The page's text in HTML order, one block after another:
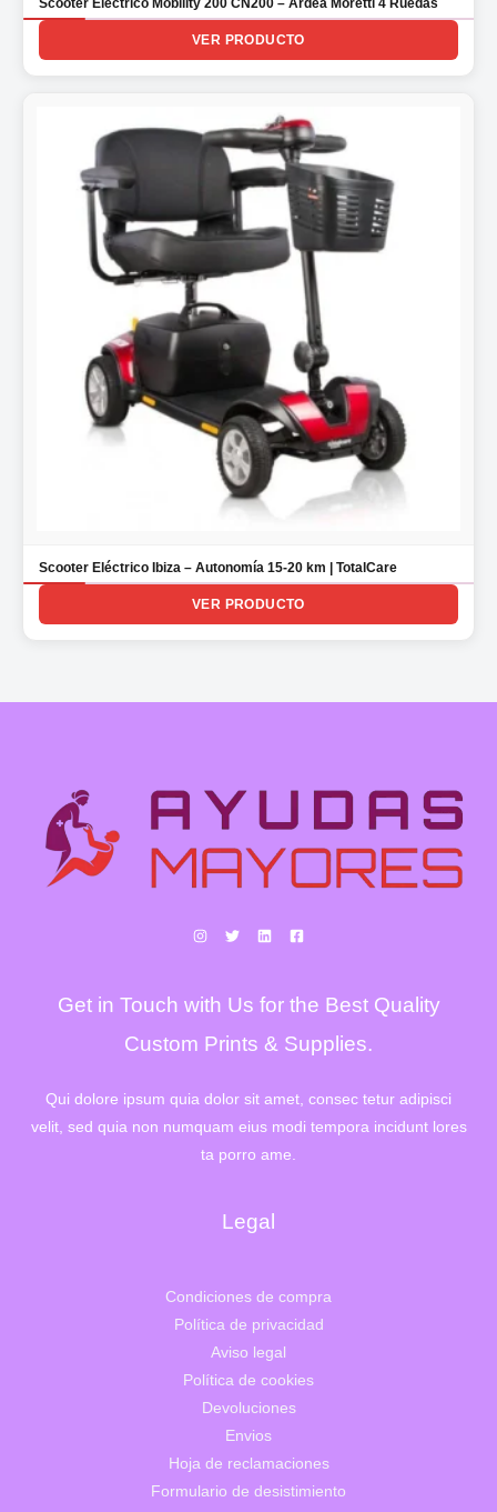
Scooter Eléctrico Mobility 200 CN200 – Ardea Moretti 4 Ruedas
VER PRODUCTO
Scooter Eléctrico Ibiza – Autonomía 15-20 km | TotalCare
VER PRODUCTO
Get in Touch with Us for the Best Quality
Custom Prints & Supplies.
Qui dolore ipsum quia dolor sit amet, consec tetur adipisci
velit, sed quia non numquam eius modi tempora incidunt lores
ta porro ame.
Legal
Condiciones de compra
Política de privacidad
Aviso legal
Política de cookies
Devoluciones
Envios
Hoja de reclamaciones
Formulario de desistimiento